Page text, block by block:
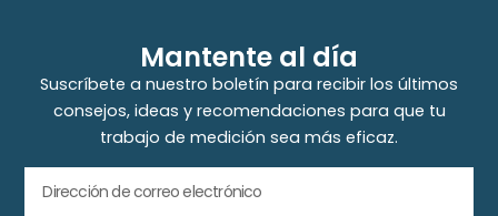
Mantente al día
Suscríbete a nuestro boletín para recibir los últimos
consejos, ideas y recomendaciones para que tu
trabajo de medición sea más eficaz.